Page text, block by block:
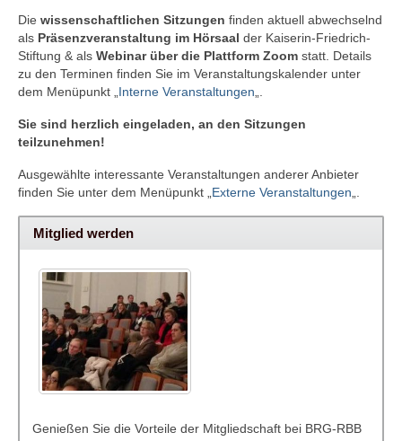
Mitglied werden
Zur Geschichte
Satzung
Aktuelles
Interne Veranstaltungen
Externe Veranstaltungen
Gustav-Bucky-Preis
Sponsoren
Die wissenschaftlichen Sitzungen finden aktuell abwechselnd
als Präsenzveranstaltung im Hörsaal der Kaiserin-Friedrich-
Stiftung & als Webinar über die Plattform Zoom statt. Details
zu den Terminen finden Sie im Veranstaltungskalender unter
dem Menüpunkt „ Interne Veranstaltungen
Sie sind herzlich eingeladen, an den Sitzungen
teilzunehmen!
Ausgewählte interessante Veranstaltungen anderer Anbieter
finden Sie unter dem Menüpunkt „ Externe Veranstaltungen
Mitglied werden
Genießen Sie die Vorteile der Mitgliedschaft bei BRG-RBB